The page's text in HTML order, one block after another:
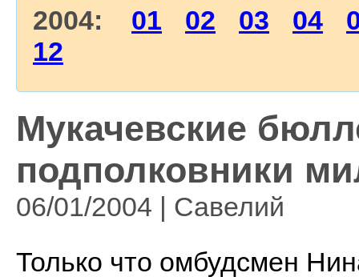
2004: 01 02 03 04
12
Мукачевские
подполковники
06/01/2004 | Савелий
Только что омбудсмен